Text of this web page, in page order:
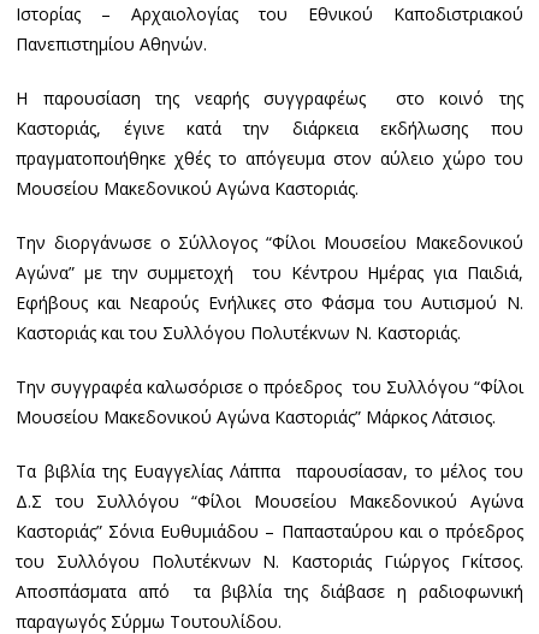
Ιστορίας – Αρχαιολογίας του Εθνικού Καποδιστριακού
Πανεπιστημίου Αθηνών.
Η παρουσίαση της νεαρής συγγραφέως στο κοινό της
Καστοριάς, έγινε κατά την διάρκεια εκδήλωσης που
πραγματοποιήθηκε χθές το απόγευμα στον αύλειο χώρο του
Μουσείου Μακεδονικού Αγώνα Καστοριάς.
Την διοργάνωσε ο Σύλλογος “Φίλοι Μουσείου Μακεδονικού
Αγώνα” με την συμμετοχή του Κέντρου Ημέρας για Παιδιά,
Εφήβους και Νεαρούς Ενήλικες στο Φάσμα του Αυτισμού Ν.
Καστοριάς και του Συλλόγου Πολυτέκνων Ν. Καστοριάς.
Την συγγραφέα καλωσόρισε ο πρόεδρος του Συλλόγου “Φίλοι
Μουσείου Μακεδονικού Αγώνα Καστοριάς” Μάρκος Λάτσιος.
Τα βιβλία της Ευαγγελίας Λάππα παρουσίασαν, το μέλος του
Δ.Σ του Συλλόγου “Φίλοι Μουσείου Μακεδονικού Αγώνα
Καστοριάς” Σόνια Ευθυμιάδου – Παπασταύρου και ο πρόεδρος
του Συλλόγου Πολυτέκνων Ν. Καστοριάς Γιώργος Γκίτσος.
Αποσπάσματα από τα βιβλία της διάβασε η ραδιοφωνική
παραγωγός Σύρμω Τουτουλίδου.